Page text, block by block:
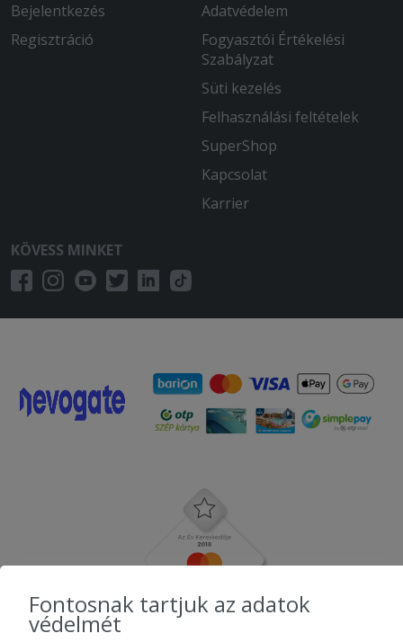
Bejelentkezés
Regisztráció
Adatvédelem
Fogyasztói Értékelési
Szabályzat
Süti kezelés
Felhasználási feltételek
SuperShop
Kapcsolat
Karrier
KÖVESS MINKET
Fontosnak tartjuk az adatok
védelmét